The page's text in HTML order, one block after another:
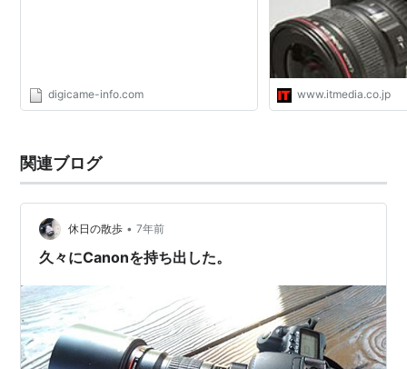
digicame-info.com www.itmedia.co.jp
関連ブログ
休日の散歩 • 7年前
久々にCanonを持ち出した。